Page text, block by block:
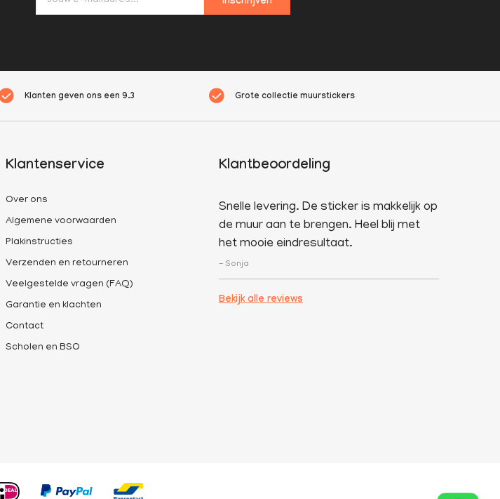
Klanten geven ons een9.3 Grote collectie muurstickers
Klantenservice
Over ons
Algemene voorwaarden
Plakinstructies
Verzenden en retourneren
Veelgestelde vragen (FAQ)
Garantie en klachten
Contact
Scholen en BSO
Klantbeoordeling
Snelle levering. De sticker is makkelijk op
de muur aan te brengen. Heel blij met
het mooie eindresultaat.
- Sonja
Bekijk alle reviews